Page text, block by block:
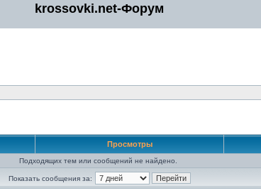
krossovki.net-Форум
Просмотры
Подходящих тем или сообщений не найдено.
Показать сообщения за: